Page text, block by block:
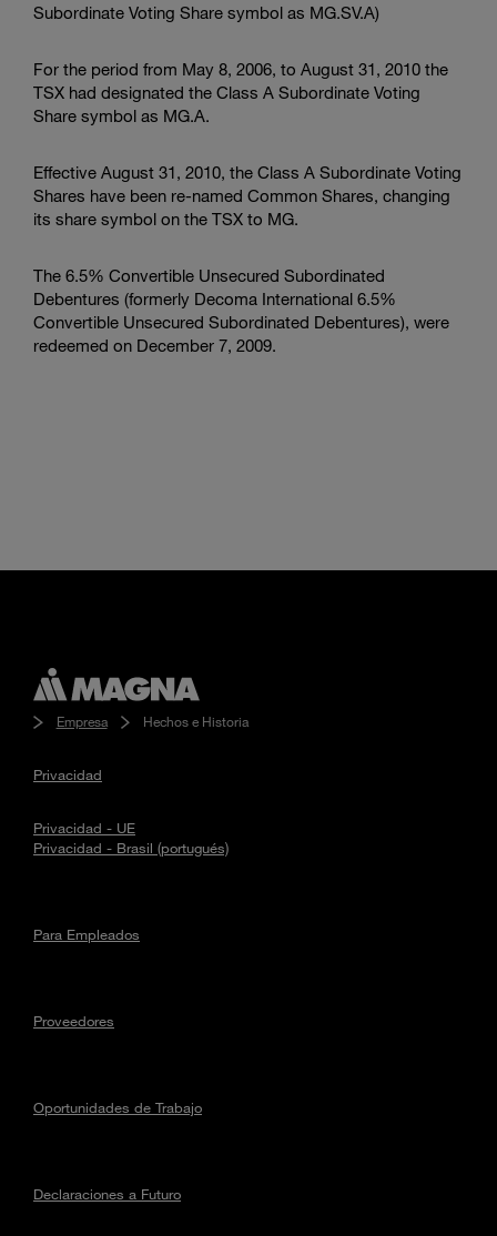
Subordinate Voting Share symbol as MG.SV.A)
For the period from May 8, 2006, to August 31, 2010 the
TSX had designated the Class A Subordinate Voting
Share symbol as MG.A.
Effective August 31, 2010, the Class A Subordinate Voting
Shares have been re-named Common Shares, changing
its share symbol on the TSX to MG.
The 6.5% Convertible Unsecured Subordinated
Debentures (formerly Decoma International 6.5%
Convertible Unsecured Subordinated Debentures), were
redeemed on December 7, 2009.
Empresa Hechos e Historia
Privacidad
Privacidad - UE
Privacidad - Brasil (portugués)
Para Empleados
Proveedores
Oportunidades de Trabajo
Declaraciones a Futuro